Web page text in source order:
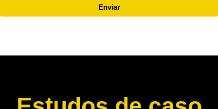
Enviar